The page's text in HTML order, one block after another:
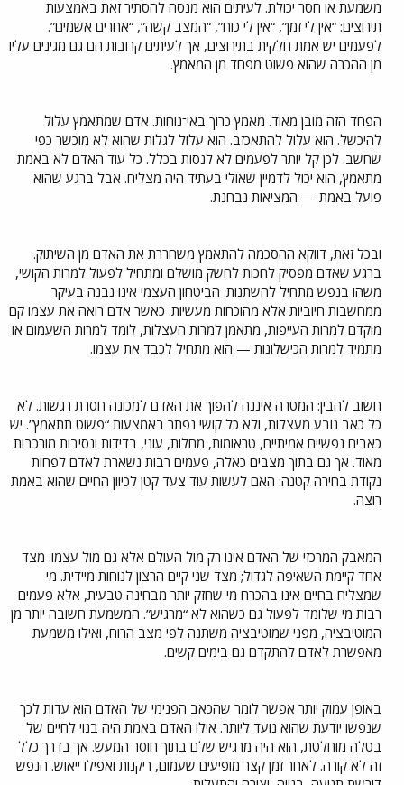
משמעת או חסר יכולת. לעיתים הוא מנסה להסתיר זאת באמצעות
תירוצים: “אין לי זמן”, “אין לי כוח”, “המצב קשה”, “אחרים אשמים”.
לפעמים יש אמת חלקית בתירוצים, אך לעיתים קרובות הם גם מגינים עליו
מן ההכרה שהוא פשוט מפחד מן המאמץ.
הפחד הזה מובן מאוד. מאמץ כרוך באי־נוחות. אדם שמתאמץ עלול
להיכשל. הוא עלול להתאכזב. הוא עלול לגלות שהוא לא מוכשר כפי
שחשב. לכן קל יותר לפעמים לא לנסות בכלל. כל עוד האדם לא באמת
מתאמץ, הוא יכול לדמיין שאולי בעתיד היה מצליח. אבל ברגע שהוא
פועל באמת — המציאות נבחנת.
ובכל זאת, דווקא ההסכמה להתאמץ משחררת את האדם מן השיתוק.
ברגע שאדם מפסיק לחכות לחשק מושלם ומתחיל לפעול למרות הקושי,
משהו בנפש מתחיל להשתנות. הביטחון העצמי אינו נבנה בעיקר
ממחשבות חיוביות אלא מהוכחות מעשיות. כאשר אדם רואה את עצמו קם
מוקדם למרות העייפות, מתאמן למרות העצלות, לומד למרות השעמום או
מתמיד למרות הכישלונות — הוא מתחיל לכבד את עצמו.
חשוב להבין: המטרה איננה להפוך את האדם למכונה חסרת רגשות. לא
כל כאב נובע מעצלות, ולא כל קושי נפתר באמצעות “פשוט תתאמץ”. יש
כאבים נפשיים אמיתיים, טראומות, מחלות, עוני, בדידות ונסיבות מורכבות
מאוד. אך גם בתוך מצבים כאלה, פעמים רבות נשארת לאדם לפחות
נקודת בחירה קטנה: האם לעשות עוד צעד קטן לכיוון החיים שהוא באמת
רוצה.
המאבק המרכזי של האדם אינו רק מול העולם אלא גם מול עצמו. מצד
אחד קיימת השאיפה לגדול; מצד שני קיים הרצון לנוחות מיידית. מי
שמצליח בחיים אינו בהכרח מי שחזק יותר מבחינה טבעית, אלא פעמים
רבות מי שלומד לפעול גם כשהוא לא “מרגיש”. המשמעת חשובה יותר מן
המוטיבציה, מפני שמוטיבציה משתנה לפי מצב הרוח, ואילו משמעת
מאפשרת לאדם להתקדם גם בימים קשים.
באופן עמוק יותר אפשר לומר שהכאב הפנימי של האדם הוא עדות לכך
שנפשו יודעת שהוא נועד ליותר. אילו האדם באמת היה בנוי לחיים של
בטלה מוחלטת, הוא היה מרגיש שלם בתוך חוסר המעש. אך בדרך כלל
זה לא קורה. לאחר זמן קצר מופיעים שעמום, ריקנות ואפילו ייאוש. הנפש